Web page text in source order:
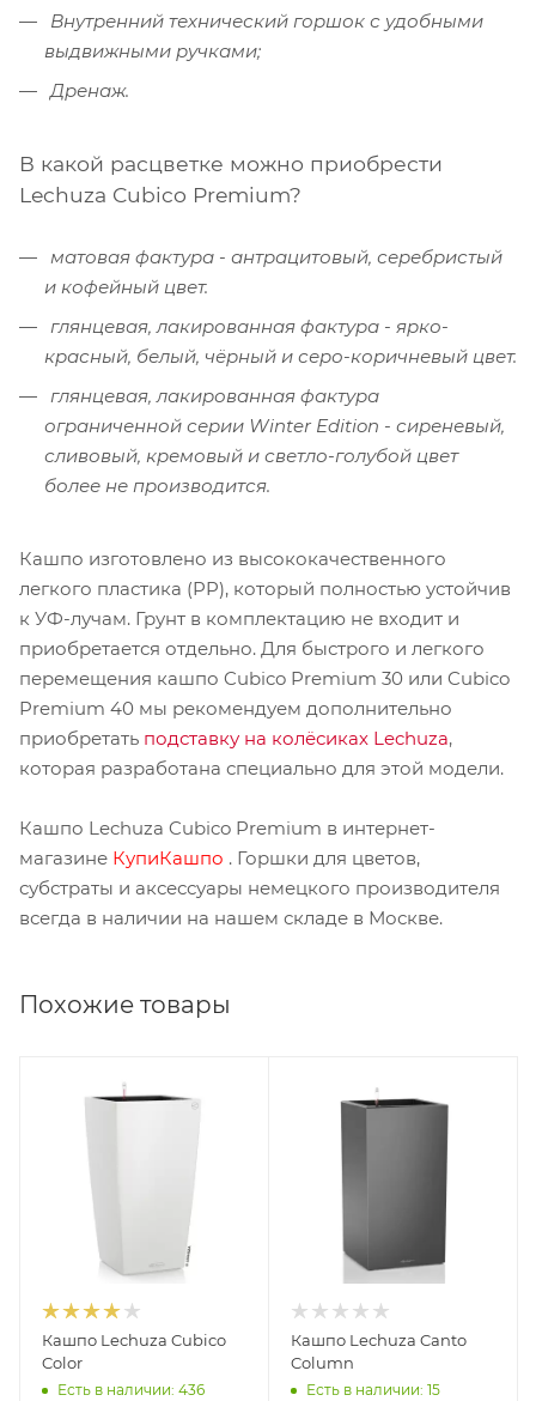
Внутренний технический горшок с удобными
выдвижными ручками;
Дренаж.
В какой расцветке можно приобрести
Lechuza Cubico Premium?
матовая фактура - антрацитовый, серебристый
и кофейный цвет.
глянцевая, лакированная фактура - ярко-
красный, белый, чёрный и серо-коричневый цвет.
глянцевая, лакированная фактура
ограниченной серии Winter Edition - сиреневый,
сливовый, кремовый и светло-голубой цвет
более не производится.
Кашпо изготовлено из высококачественного
легкого пластика (PP), который полностью устойчив
к УФ-лучам. Грунт в комплектацию не входит и
приобретается отдельно. Для быстрого и легкого
перемещения кашпо Cubico Premium 30 или Cubico
Premium 40 мы рекомендуем дополнительно
приобретать подставку на колёсиках Lechuza,
которая разработана специально для этой модели.
Кашпо Lechuza Cubico Premium в интернет-
магазине КупиКашпо . Горшки для цветов,
субстраты и аксессуары немецкого производителя
всегда в наличии на нашем складе в Москве.
Похожие товары
Кашпо Lechuza Cubico
Color
Есть в наличии: 436
Кашпо Lechuza Canto
Column
Есть в наличии: 15